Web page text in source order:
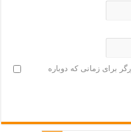
برای زمانی که دوباره